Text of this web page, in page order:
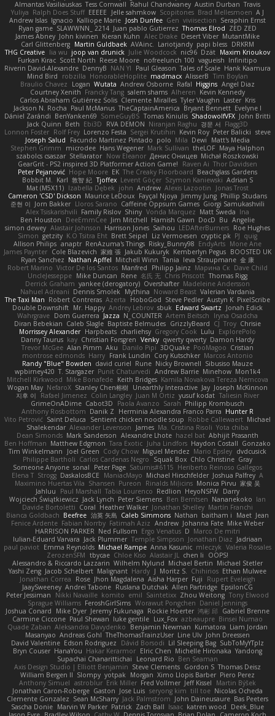
Almantas Vasiliauskas Tess Cornwall Rahul Chandwaney Austin Durban Travis
Yuliya Ralph Does Stuff EEEEE Jelle sahmkow Scopitones Brad Mellesmoen A J
Andrew Islas Ignacio Kalliope Marie Josh Dunfee Gen viviisection Seraphin Ernst
Ryan game SLAWWNN_ 2214 Juan pablo Gutierrez Thomas Elrod ZED ZED
James Abney John kivinen Kieran Kuhn Alec Drake Desert Viber MutantMike
Carl Glittenberg Martin Guldbaek AVAinc. Lariotjandy papi bless DRKRM
THG Creative lia wu joop van drunick Julie Woodcock nic96 Dzät Maxim Krioukov
Furkan Kirac Scott North Reese Moore nofreelunch 100 vagueish Infinitipo
Riverin David-Alexandre DennyB NAN YI Paul Gleason Tales of Scale Hank Kaamura
Mind Bird
robzilla HonorableHoplite madmacx AlisserB Tim Boylan
Braulio Chavez
Logan Wutata Andrew Osborne Rafal Higgins Angel Diaz
Courtney Xenith Francky Tang salem shams Alheren Kevin Kennedy
Carlos Abraham Gutiérrez Solis Clemente Miralles Tyler Vaughn Laster Kris
Jackson N. Rocha Paul McManus TheCaptainAmerica Bryant Bennett Evelyne I
Dániel Zarándi BenYanken69 SomeGuyBS Tomas Kiniulis ShadowolfVFX John Britti
Jack Quinn Beth Ebi3D RVA DEMON Niranjan Raghu 경문 서 Flagg3D
Lonnon Foster Rolf Frey Lorenzo Festa Sergei Krutihin Kevin Roy Peter Balicki steve
Joseph Salud
Facundo Martinez Pintado polo Mila Dewi
Matt's Media
Stephen Grimm
microdee Hans Wegener Mark Sullivan theLOF Maya Halphon
szabolcs csaszar Stellarator Now Eleanor Денис Оницев Michał Roszkowski
GearGrit - PS2 inspired 3D Platformer Action Game!
Raven Ai Thor Davidsen
Peter Pejanović Hope Moore EK The Creaky Floorboard Beachglass Gardens
Bobbit M. Karl 敦智 紀 Tjoffex Levent Göçer Szymon Kaniewski Adrian S
Mat (M5X11) Izabella Dębek john Andrew Alexis Lazootin
Jonas Trost
Cameron 'CSD' Dickson Maurice LeDoux Fayçal Njoya Jimmy Jung Phillip Studans
준현 이 Jorn Bakker Lloros Sarano Caffeine Oppsum Games Giorgi Samukashvili
Alex Tsiskarishvili Family Rislov Shiny Vonda Marquez Matt Sweda Ina
Ben Houston
DeeEmmCee Jim Mitchell Hamish Gawn DocD Bu Angelie
simon dewey Alastair Johnson Harrison Jones Saihou LEDAfterBurners Roe Hughes
Simon getzity K.O Tsitra Eht Brett Seipel Liz Vermoesen cryptic pk PJ quig
Allison Philips anaptr RenAzuma's Things Risky_Bunny98 EndyArts Mone Ane
James Paynter Cole Blazevich 家維 張 Jakub Kukuryk Kemberlyn Pegus BOOSTED UK
Ryan Sanchez Nathan Apffel Mitchell Winn Tania Ieva Straupmane 金 康
Robert Marino Victor De los Santos Manfred Philipp Jainz Марина Ск Dave Child
UncleJesseppe Mike Duncan Rene 名氏 无 Chris Priscott Thomas Rigg
Derrick Graham yankee (derogatory) Overshafter Madeleine Andersson
Nahuel Adreani Dennis Smolek Mythina Noward Beast Valerian Vardania
The Taxi Man Robert Contreras Azerta HoboGod Steve Pedler Austyn K PixelScribe
Double Downshift Mr. Happy Andrey Lebrov sbuk Edward Swartz
Jonah Edick
Wahrgrave Dom Guerrera Jazza N_COUNTER Artem Beitsch
Iryna Osadcha
Diran Bebekian Caleb Slagle Baptiste Belmudes GrizzlyBeard CJ Troy Chrisie
Morrissey Alexander Harpbeats charliehsy Gregory Cook Lulu
ExplorePolo
Danny Taurus kay Christian Forsgren Venky qwerty qwerty Damon Hardy
Trevor McGee Alan Pimm Aku Danilo Pipi 3DQuake PooMagoo Cristian
montrose edmonds Harry Frank Lundin Cory Kutschker Marcos Antonio
Randy "Blue" Bowden david curiel Rune Nicky Brownell Sibusiso Mauze
wpbirney420 T. Stargazer Punit Chaturvedi Andrew Barrie Minehow Mon1k4
Mitchell Kirkwood Mike Bonafede Keith Bridges Kamila Novakova Tereza Nemcova
Wogan May NefaroX Stanley Chen榕樹 Unearthly Interactive Jay Joseph McKinnon
지후 이
Rafael Jimenez Colin Langley Juan M Ortiz yusuf kodat Taliesin River
GrimeOnADime Cabot3D Paola Avanzo Sarah Philipp Krombusch
Anthony Rosbottom Danik Z Herminia Alexandra Franco Parra Hunter R
Vito Petrović Saint Deluca Sentient chicken noodle soup Robbe Callewaert Michael
Shalekendar Alexander Levenson James Ma. Cristina Risoli Yota chiba
Dean Simonds Mark Sanderson Alexandre Lhote hazel bat Abhijit Prasanth
Ben Hoffman Matthew Edgmon Tara Exotic Juha Lindfors Haydon Costall Gonzako
Tim Winkelmann
Joel Green Cody Chow Miguel Mendez Mario Epsley dvdcusick
Philippe Bartholi Carlos Cardenas Negro Squak Box Chlo Christine Gray
Someone Anyone sonal Peter Page Saturnis#6115 Heriberto Reinoso Gallegos
Elena T Strogg DaskalosBCE ManiacMayo Michael Hirschfelder Joshua Palfrey A
Maximino Huertas Vila Shansen Pureon Rinalds Miļicins Monica Pirvu 家俊 吴
Jahluu
Paul Marshall Tabia Lourenco Redlion HeyoNSFW Darry
Wojciech Świątkiewicz Jack Lynch Peter Siemens Ben Berntsen Nananekoko Ian
Davide Bortoletti Coral Heather Walker Jonathan Shelley Martín Franchi
Bianca Goldbach Beefree 治英 矢島 Caleb Simmons Nathan baitham i Maet Jean
Fenice Ardente Fabian Norrby Fatimah Aziz Andrew Johanna Fate Mike Weber
HARRISON PARKER Ned Fullsom Ergo Venatus D Marco De mitri
Iulian-Eduard Varvara Jack Plummer Temple Simpson Jonathan Diaz Jadriaan
paul paviot Emma Reynolds Michael Rampe Anna Kasunic mleczyk Valeria Rosales
ZerozenSFM tbycae Chloe Kiso Alastair JL chen li
OOPS!
Alessandro & Riccardo Lazzarin Wilhelm Nylund Michael Bertin Michael Stetler
Yashi Zeng Jacob Schelbert Malignant Hardy J Moritz S. Chihirios Ethan Mulwee
Jonathan Correa
Rose Jhon Magdalena Aisha Harper Fuji
Rupert Eveleigh
JaaySweeney Andrei Tabone Ruslana Dutchak Allen Partridge EpsilonCG
Peter Jessiman
Nikki Navaille komito emil Saintetixx Zhou Weitong Tony Elwood
Sprague Williams FeroshGirlSims Worawut Pongchen Daniel Jennings
Joshua Conard
Mike Dyer Jeremy Fukunaga Rockie Hoerter 鸿彬 邱 Gabriel Brenne
Carmine Ciccone Paul Shewan luke gentile Lux_Fox azbeaupre Binsei Numao
Quade Zaban Aleksandra Davydenko Benjamin Newman Kumatora Liam Jordan
Masanyao Andreas Gohl TheThomasTrainzUser Line Ulv John Dreessen
David Valentine Edson Rodriguez Dávid Borsodi Lil Sleeping Bag SubToMyYTplz
Bryn Couser HanaYou Hakar Kerarmor Elric Chen Michelle Hironaka Yandong
Supachai Chanarittichai
Leonard Rio Ben Seaman
Axis Design Studio | Elliott Benjamin Steve Clements Gordon S Thomas Deisz
William Bergen II Slompy yotpak Morgan Ximo Llopis Barber Piero Perez
Anthony Simuel astroblur Erik Miller Fred Vollmer Jeff Kissel
Martin Býšek
Jonathan Caron-Roberge Gaston Jose Luis seryong kim till toe Nicolas Ocheda
Clemente Gonzalez Sean McSharry Jack Palmstrom John Daineusaure Bas Peeters
Sascha Donie Marvin W Parker Patrick Zach Ball Isaac katren wood
Deek_Blue